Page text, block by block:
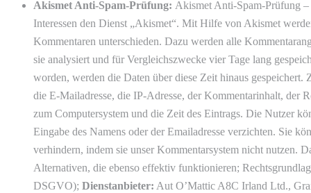
Akismet Anti-Spam-Prüfung: Akismet Anti-Spam-Prüfung
Interessen den Dienst „Akismet“. Mit Hilfe von Akismet
Kommentaren unterschieden. Dazu werden alle
sie analysiert und für Vergleichszwecke vier Tage lang
worden, werden die Daten über diese Zeit hinaus gespeichert.
die E-Mailadresse, die IP-Adresse, der Kommentarinhalt, der
zum Computersystem und die Zeit des Eintrags. Die Nutzer
Eingabe des Namens oder der Emailadresse verzichten. Sie
verhindern, indem sie unser Kommentarsystem nicht nutzen.
Alternativen, die ebenso effektiv funktionieren;
DSGVO); Dienstanbieter: Aut O’Mattic A8C Irland Ltd.,